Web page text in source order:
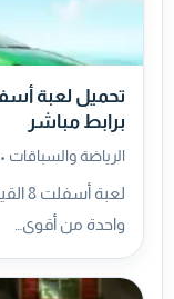
برابط مباشر
الرياضة والسباقات •
واحدة من أقوى…